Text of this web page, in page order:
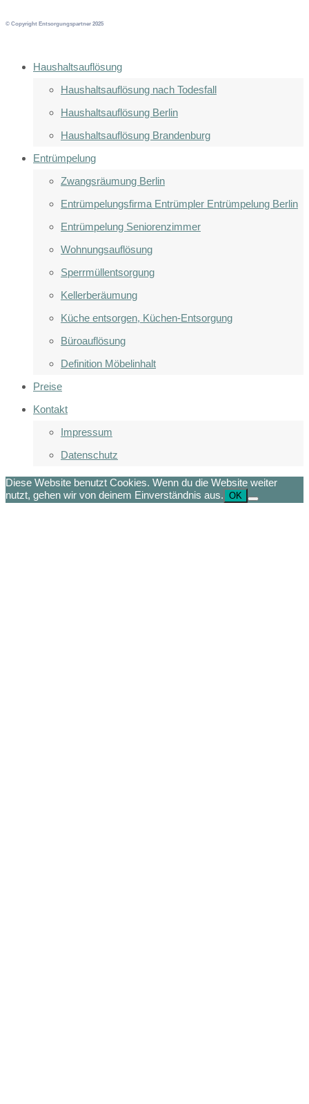
© Copyright Entsorgungspartner 2025
Haushaltsauflösung
Haushaltsauflösung nach Todesfall
Haushaltsauflösung Berlin
Haushaltsauflösung Brandenburg
Entrümpelung
Zwangsräumung Berlin
Entrümpelungsfirma Entrümpler Entrümpelung Berlin
Entrümpelung Seniorenzimmer
Wohnungsauflösung
Sperrmüllentsorgung
Kellerberäumung
Küche entsorgen, Küchen-Entsorgung
Büroauflösung
Definition Möbelinhalt
Preise
Kontakt
Impressum
Datenschutz
Diese Website benutzt Cookies. Wenn du die Website weiter
nutzt, gehen wir von deinem Einverständnis aus. OK